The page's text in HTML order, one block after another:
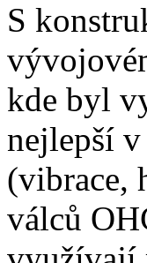
S
kde byl
nejlepší
(vibrace,
válců